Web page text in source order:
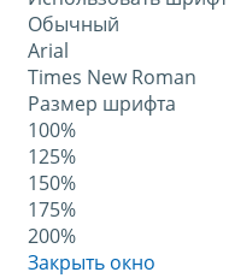
Обычный
Arial
Times New Roman
Размер шрифта
100%
125%
150%
175%
200%
Закрыть окно